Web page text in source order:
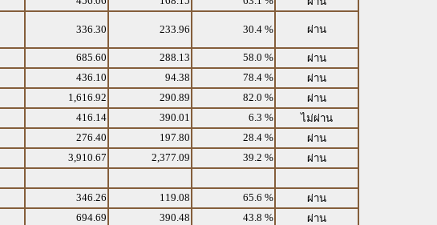
336.30 233.96 30.4 % ผ่าน
685.60 288.13 58.0 %
ผ่าน
436.10 94.38 78.4 %
ผ่าน
1,616.92 290.89 82.0 %
ผ่าน
416.14 390.01 6.3 %
ไม่ผ่าน
276.40 197.80 28.4 %
ผ่าน
3,910.67 2,377.09 39.2 %
ผ่าน
346.26 119.08 65.6 %
ผ่าน
694.69 390.48 43.8 %
ผ่าน